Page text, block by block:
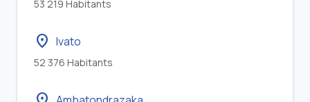
53 219 Habitants
location_on Ivato
52 376 Habitants